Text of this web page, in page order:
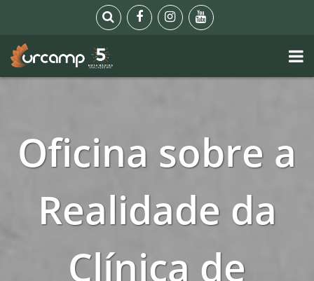
Oficina sobre a
Realidade da
Clínica de